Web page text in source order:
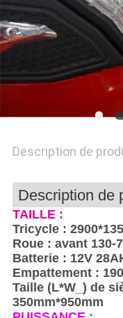
DEMANDEZ
UNE
CITATION
SITE
PRIVACY
POLICY
Description de
Description de
TAILLE :
Tricycle :
Roue : avant 130-
Batterie : 12V
Empattement :
Taille (L*W_) de
350mm*950mm